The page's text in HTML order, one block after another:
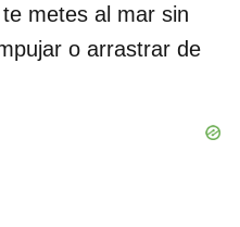
metes al mar sin
o arrastrar de